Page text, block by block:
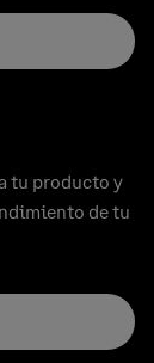
tu producto y
de tu